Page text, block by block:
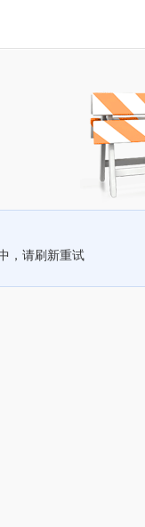
，请刷新重试